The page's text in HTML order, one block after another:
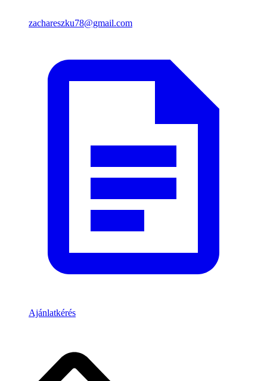
zachareszku78@gmail.com
Ajánlatkérés